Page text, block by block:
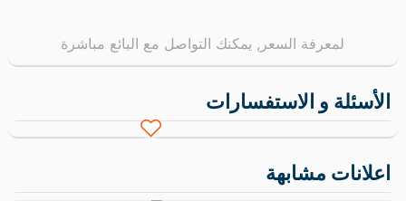
لمعرفة السعر, يمكنك التواصل مع البائع مباشرة
الأسئلة و الاستفسارات
اعلانات مشابهة